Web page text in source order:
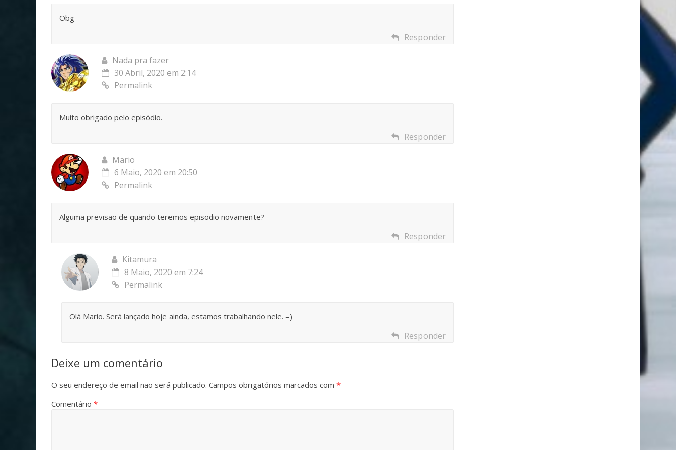
Obg
Responder
Nada pra fazer
30 Abril, 2020 em 2:14
Permalink
Muito obrigado pelo episódio.
Responder
Mario
6 Maio, 2020 em 20:50
Permalink
Alguma previsão de quando teremos episodio novamente?
Responder
Kitamura
8 Maio, 2020 em 7:24
Permalink
Olá Mario. Será lançado hoje ainda, estamos trabalhando nele. =)
Responder
Deixe um comentário
O seu endereço de email não será publicado. Campos obrigatórios marcados com *
Comentário *